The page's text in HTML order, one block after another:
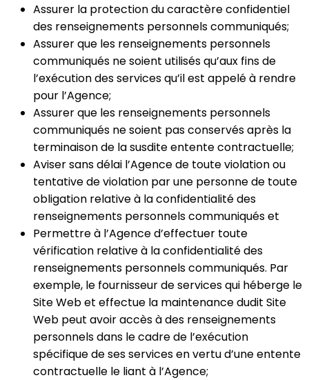
Assurer la protection du caractère confidentiel
des renseignements personnels communiqués;
Assurer que les renseignements personnels
communiqués ne soient utilisés qu’aux fins de
l’exécution des services qu’il est appelé à rendre
pour l’Agence;
Assurer que les renseignements personnels
communiqués ne soient pas conservés après la
terminaison de la susdite entente contractuelle;
Aviser sans délai l’Agence de toute violation ou
tentative de violation par une personne de toute
obligation relative à la confidentialité des
renseignements personnels communiqués et
Permettre à l’Agence d’effectuer toute
vérification relative à la confidentialité des
renseignements personnels communiqués. Par
exemple, le fournisseur de services qui héberge le
Site Web et effectue la maintenance dudit Site
Web peut avoir accès à des renseignements
personnels dans le cadre de l’exécution
spécifique de ses services en vertu d’une entente
contractuelle le liant à l’Agence;